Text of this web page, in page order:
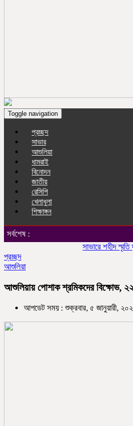
Toggle navigation
প্রচ্ছদ
সাভার
আশুলিয়া
ধামরাই
বিনোদন
জাতীয়
রেসিপি
খেলাধুলা
শিক্ষাঙ্গন
সর্বশেষ :
সাভারে শহীদ স্মৃতি ফুটবল
প্রচ্ছদ
আশুলিয়া
আশুলিয়ায় পোশাক শ্রমিকদের বিক্ষোভ,
আপডেট সময় : শুক্রবার, ৫ জানুয়ারী,